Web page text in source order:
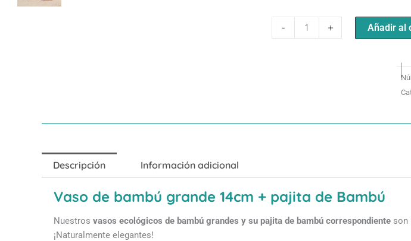
-
Pajita
+ Añadir al
Descripción Información adicional
Vaso de bambú grande 14cm + pajita de Bambú
Nuestros vasos ecológicos de bambú grandes y su pajita de bambú correspondiente son
¡Naturalmente elegantes!